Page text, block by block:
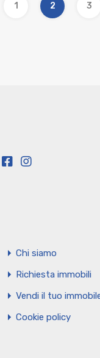
1 2 3
Chi siamo
Richiesta immobili
Vendi il tuo
Cookie policy